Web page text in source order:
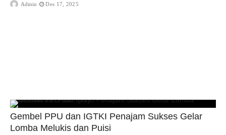
Admin Des 17, 2025
Gembel PPU dan IGTKI Penajam Sukses Gelar
Lomba Melukis dan Puisi